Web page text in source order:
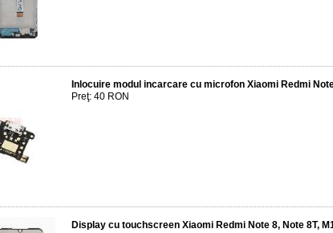
Inlocuire modul incarcare cu microfon Xiaomi Redmi
Preţ: 40 RON
Display cu touchscreen Xiaomi Redmi Note 8, Note 8T,